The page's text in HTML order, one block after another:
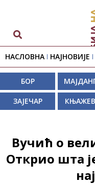
НАСЛОВНА НАЈНОВИЈЕ
БОР
ЗАЈЕЧАР
Вучић о
Открио шта